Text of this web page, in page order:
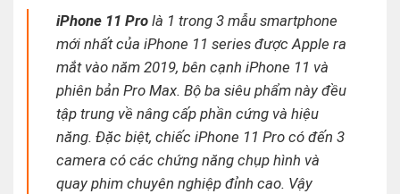
iPhone 11 Pro là 1 trong 3 mẫu smartphone
mới nhất của iPhone 11 series được Apple ra
mắt vào năm 2019, bên cạnh iPhone 11 và
phiên bản Pro Max. Bộ ba siêu phẩm này đều
tập trung về nâng cấp phần cứng và hiệu
năng. Đặc biệt, chiếc iPhone 11 Pro có đến 3
camera có các chứng năng chụp hình và
quay phim chuyên nghiệp đỉnh cao. Vậy